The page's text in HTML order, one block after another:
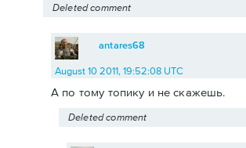
Deleted comment
antares68
August 10 2011, 19:52:08 UTC
А по тому топику и не скажешь.
Deleted comment